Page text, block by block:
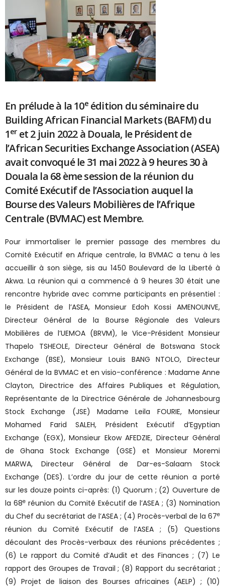
En prélude à la 10eédition du séminaire du
Building African Financial Markets (BAFM) du
1eret 2 juin 2022 à Douala, le Président de
l’African Securities Exchange Association (ASEA)
avait convoqué le 31 mai 2022 à 9 heures 30 à
Douala la 68 ème session de la réunion du
Comité Exécutif de l’Association auquel la
Bourse des Valeurs Mobilières de l’Afrique
Centrale (BVMAC) est Membre.
Pour immortaliser le premier passage des membres du
Comité Exécutif en Afrique centrale, la BVMAC a tenu à les
accueillir à son siège, sis au 1450 Boulevard de la Liberté à
Akwa. La réunion qui a commencé à 9 heures 30 était une
rencontre hybride avec comme participants en présentiel :
le Président de l’ASEA, Monsieur Edoh Kossi AMENOUNVE,
Directeur Général de la Bourse Régionale des Valeurs
Mobilières de l’UEMOA (BRVM), le Vice-Président Monsieur
Thapelo TSHEOLE, Directeur Général de Botswana Stock
Exchange (BSE), Monsieur Louis BANG NTOLO, Directeur
Général de la BVMAC et en visio-conférence : Madame Anne
Clayton, Directrice des Affaires Publiques et Régulation,
Représentante de la Directrice Générale de Johannesbourg
Stock Exchange (JSE) Madame Leila FOURIE, Monsieur
Mohamed Farid SALEH, Président Exécutif d’Egyptian
Exchange (EGX), Monsieur Ekow AFEDZIE, Directeur Général
de Ghana Stock Exchange (GSE) et Monsieur Moremi
MARWA, Directeur Général de Dar-es-Salaam Stock
Exchange (DES). L’ordre du jour de cette réunion a porté
sur les douze points ci-après: (1) Quorum ; (2) Ouverture de
la 68eréunion du Comité Exécutif de l’ASEA ; (3) Nomination
du Chef du secrétariat de l’ASEA ; (4) Procès-verbal de la 67e
réunion du Comité Exécutif de l’ASEA ; (5) Questions
découlant des Procès-verbaux des réunions précédentes ;
(6) Le rapport du Comité d’Audit et des Finances ; (7) Le
rapport des Groupes de Travail ; (8) Rapport du secrétariat ;
(9) Projet de liaison des Bourses africaines (AELP) ; (10)